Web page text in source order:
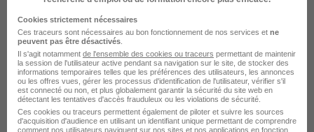
Responsable Régional·e Rennes H/F
Steeple Super recruteur
Cookies strictement nécessaires
Ces traceurs sont nécessaires au bon fonctionnement de nos services et ne
peuvent pas être désactivés
Il s'agit notamment de l'ensemble des cookies ou traceurs permettant de maintenir
la session de l'utilisateur active pendant sa navigation sur le site, de stocker des
informations temporaires telles que les préférences des utilisateurs, les annonces
ou les offres vues, gérer les processus d'identification de l'utilisateur, vérifier s'il
est connecté ou non, et plus globalement garantir la sécurité du site web en
détectant les tentatives d'accès frauduleux ou les violations de sécurité.
Ces cookies ou traceurs permettent également de piloter et suivre les sources
d'acquisition d'audience en utilisant un identifiant unique permettant de comprendre
comment nos utilisateurs naviguent sur nos sites et nos applications en fonction